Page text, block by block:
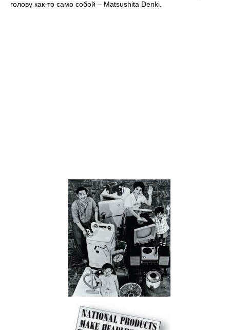
голову как-то само собой – Matsushita Denki.